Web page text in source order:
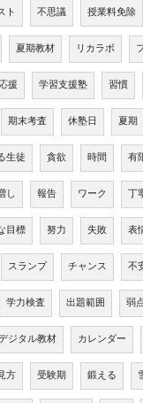
ト 不思議 授業料免除
夏期教材 リカラボ
援 学習支援塾 習慣
期末考査 休塾日 夏期
生徒 貪欲 時間 有
し 報告 ワーク 丁
目標 努力 失敗 表
スランプ チャンス 不
学力検査 出題範囲 弱
ジタル教材 カレンダー
方 受験期 鍛える